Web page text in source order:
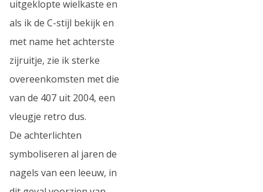
uitgeklopte wielkaste en
als ik de C-stijl bekijk en
met name het achterste
zijruitje, zie ik sterke
overeenkomsten met die
van de 407 uit 2004, een
vleugje retro dus.
De achterlichten
symboliseren al jaren de
nagels van een leeuw, in